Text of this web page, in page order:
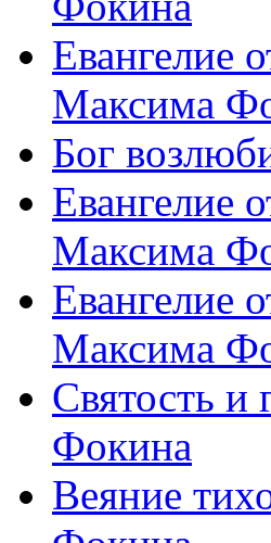
Евангелие
Максима
Бог
Евангелие
Максима
Евангелие
Максима
Святость и
Фокина
Веяние